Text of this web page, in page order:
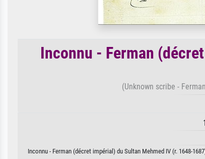
Inconnu - Ferman
(Unknown scribe -
Inconnu - Ferman (décret impérial) du Sultan Mehmed IV (r. 1648-